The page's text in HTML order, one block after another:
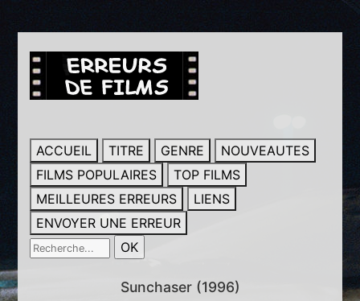
ACCUEIL TITRE GENRE
NOUVEAUTES
FILMS POPULAIRES
TOP FILMS
MEILLEURES ERREURS
LIENS
ENVOYER UNE ERREUR
Sunchaser (1996)